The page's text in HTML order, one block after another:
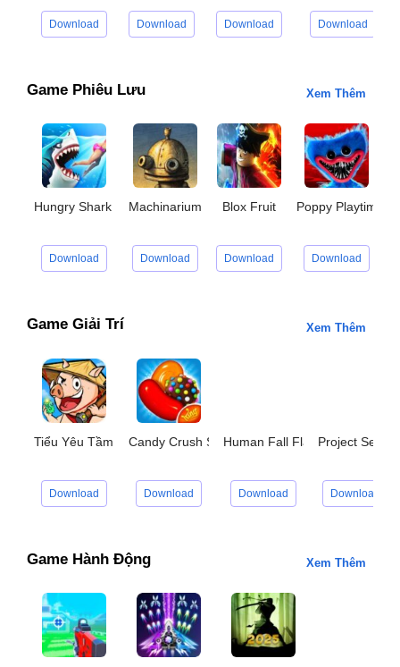
Download Download Download Download
Game Phiêu Lưu Xem Thêm
Hungry Shark World
Download
Machinarium
Download
Blox Fruit
Download
Poppy Playtime
Download
Game Giải Trí Xem Thêm
Tiểu Yêu Tầm Đạo
Download
Candy Crush Saga
Download
Human Fall Flat
Download
Project Sekai
Download
Game Hành Động Xem Thêm